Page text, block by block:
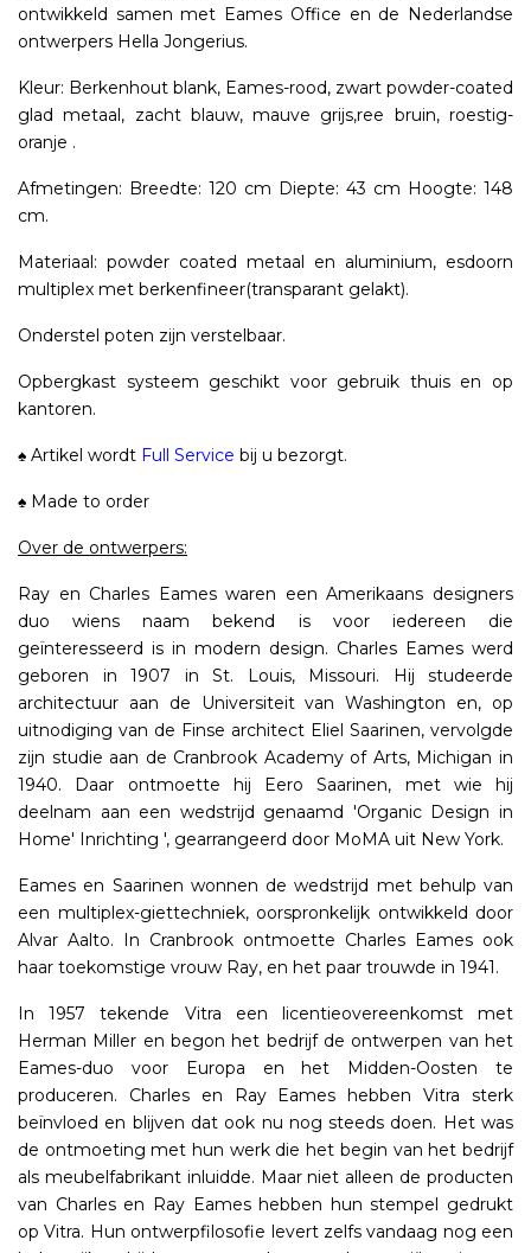
ontwikkeld samen met Eames Office en de Nederlandse
ontwerpers Hella Jongerius.
Kleur: Berkenhout blank, Eames-rood, zwart powder-coated
glad metaal, zacht blauw, mauve grijs,ree bruin, roestig-
oranje .
Afmetingen: Breedte: 120 cm Diepte: 43 cm Hoogte: 148
cm.
Materiaal: powder coated metaal en aluminium, esdoorn
multiplex met berkenfineer(transparant gelakt).
Onderstel poten zijn verstelbaar.
Opbergkast systeem geschikt voor gebruik thuis en op
kantoren.
♠ Artikel wordt Full Service bij u bezorgt.
♠ Made to order
Over de ontwerpers:
Ray en Charles Eames waren een Amerikaans designers
duo wiens naam bekend is voor iedereen die
geïnteresseerd is in modern design. Charles Eames werd
geboren in 1907 in St. Louis, Missouri. Hij studeerde
architectuur aan de Universiteit van Washington en, op
uitnodiging van de Finse architect Eliel Saarinen, vervolgde
zijn studie aan de Cranbrook Academy of Arts, Michigan in
1940. Daar ontmoette hij Eero Saarinen, met wie hij
deelnam aan een wedstrijd genaamd 'Organic Design in
Home' Inrichting ', gearrangeerd door MoMA uit New York.
Eames en Saarinen wonnen de wedstrijd met behulp van
een multiplex-giettechniek, oorspronkelijk ontwikkeld door
Alvar Aalto. In Cranbrook ontmoette Charles Eames ook
haar toekomstige vrouw Ray, en het paar trouwde in 1941.
In 1957 tekende Vitra een licentieovereenkomst met
Herman Miller en begon het bedrijf de ontwerpen van het
Eames-duo voor Europa en het Midden-Oosten te
produceren. Charles en Ray Eames hebben Vitra sterk
beïnvloed en blijven dat ook nu nog steeds doen. Het was
de ontmoeting met hun werk die het begin van het bedrijf
als meubelfabrikant inluidde. Maar niet alleen de producten
van Charles en Ray Eames hebben hun stempel gedrukt
op Vitra. Hun ontwerpfilosofie levert zelfs vandaag nog een